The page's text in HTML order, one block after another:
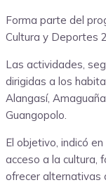
Forma parte del
Cultura y Deportes
Las actividades,
dirigidas a los
Alangasí,
Guangopolo.
El objetivo, indicó
acceso a la cultura,
ofrecer alternativas